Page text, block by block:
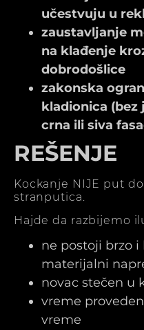
učestvuju u
zaustavljanje
na klađenje
dobrodošlice
zakonska
kladionica (bez
crna ili siva
REŠENJE
Kockanje NIJE put
stranputica.
Hajde da razbijemo
ne postoji brzo i
materijalni
novac stečen u
vreme
vreme